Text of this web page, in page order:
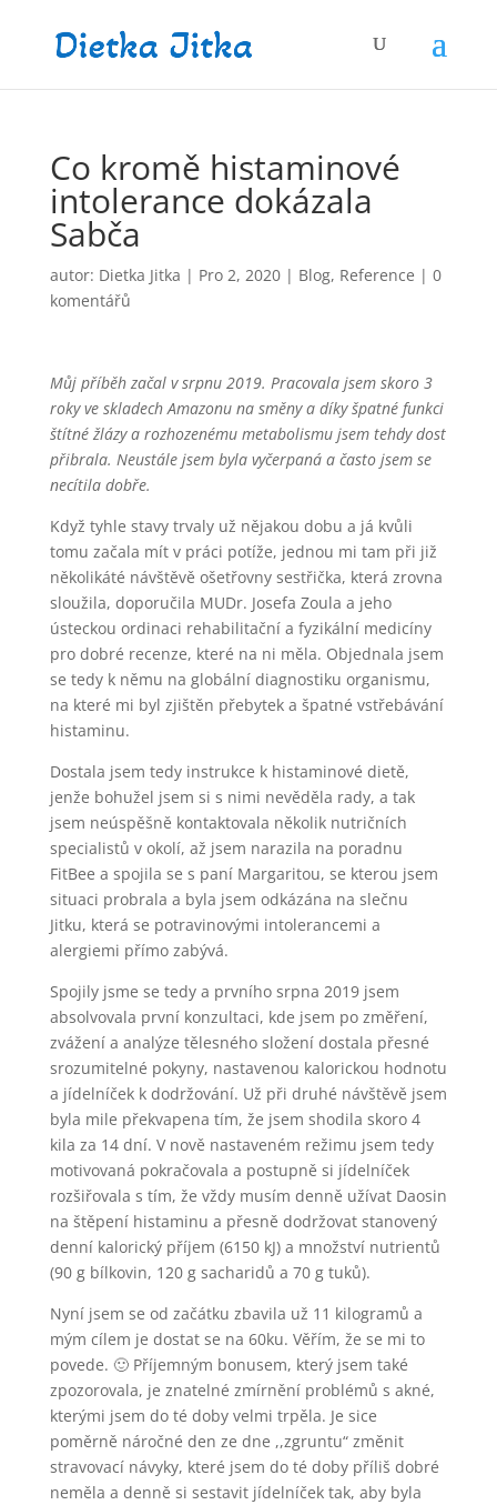
Co kromě histaminové
intolerance dokázala
Sabča
autor: Dietka Jitka | Pro 2, 2020| Blog, Reference | 0
komentářů
Můj příběh začal v srpnu 2019. Pracovala jsem skoro 3
roky ve skladech Amazonu na směny a díky špatné funkci
štítné žlázy a rozhozenému metabolismu jsem tehdy dost
přibrala. Neustále jsem byla vyčerpaná a často jsem se
necítila dobře.
Když tyhle stavy trvaly už nějakou dobu a já kvůli
tomu začala mít v práci potíže, jednou mi tam při již
několikáté návštěvě ošetřovny sestřička, která zrovna
sloužila, doporučila MUDr. Josefa Zoula a jeho
ústeckou ordinaci rehabilitační a fyzikální medicíny
pro dobré recenze, které na ni měla. Objednala jsem
se tedy k němu na globální diagnostiku organismu,
na které mi byl zjištěn přebytek a špatné vstřebávání
histaminu.
Dostala jsem tedy instrukce k histaminové dietě,
jenže bohužel jsem si s nimi nevěděla rady, a tak
jsem neúspěšně kontaktovala několik nutričních
specialistů v okolí, až jsem narazila na poradnu
FitBee a spojila se s paní Margaritou, se kterou jsem
situaci probrala a byla jsem odkázána na slečnu
Jitku, která se potravinovými intolerancemi a
alergiemi přímo zabývá.
Spojily jsme se tedy a prvního srpna 2019 jsem
absolvovala první konzultaci, kde jsem po změření,
zvážení a analýze tělesného složení dostala přesné
srozumitelné pokyny, nastavenou kalorickou hodnotu
a jídelníček k dodržování. Už při druhé návštěvě jsem
byla mile překvapena tím, že jsem shodila skoro 4
kila za 14 dní. V nově nastaveném režimu jsem tedy
motivovaná pokračovala a postupně si jídelníček
rozšiřovala s tím, že vždy musím denně užívat Daosin
na štěpení histaminu a přesně dodržovat stanovený
denní kalorický příjem (6150 kJ) a množství nutrientů
(90 g bílkovin, 120 g sacharidů a 70 g tuků).
Nyní jsem se od začátku zbavila už 11 kilogramů a
mým cílem je dostat se na 60ku. Věřím, že se mi to
povede. 🙂 Příjemným bonusem, který jsem také
zpozorovala, je znatelné zmírnění problémů s akné,
kterými jsem do té doby velmi trpěla. Je sice
poměrně náročné den ze dne ,,zgruntu“ změnit
stravovací návyky, které jsem do té doby příliš dobré
neměla a denně si sestavit jídelníček tak, aby byla